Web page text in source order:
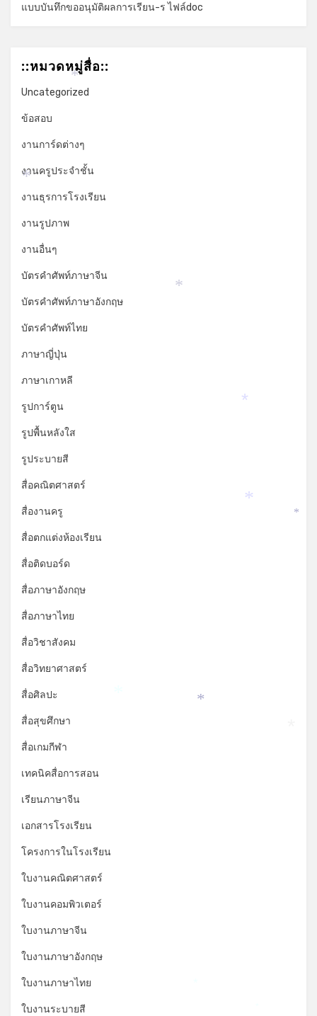
แบบบันทึกขออนุมัติผลการเรียน-ร ไฟล์doc
::หมวดหมู่สื่อ::
Uncategorized
ข้อสอบ
งานการ์ดต่างๆ
งานครูประจำชั้น
งานธุรการโรงเรียน
งานรูปภาพ
งานอื่นๆ
บัตรคำศัพท์ภาษาจีน
บัตรคำศัพท์ภาษาอังกฤษ
บัตรคำศัพท์ไทย
ภาษาญี่ปุ่น
ภาษาเกาหลี
รูปการ์ตูน
รูปพื้นหลังใส
รูประบายสี
สื่อคณิตศาสตร์
สื่องานครู
สื่อตกแต่งห้องเรียน
สื่อติดบอร์ด
สื่อภาษาอังกฤษ
สื่อภาษาไทย
สื่อวิชาสังคม
สื่อวิทยาศาสตร์
สื่อศิลปะ
สื่อสุขศึกษา
สื่อเกมกีฬา
เทคนิคสื่อการสอน
เรียนภาษาจีน
เอกสารโรงเรียน
โครงการในโรงเรียน
ใบงานคณิตศาสตร์
ใบงานคอมพิวเตอร์
ใบงานภาษาจีน
ใบงานภาษาอังกฤษ
ใบงานภาษาไทย
ใบงานระบายสี
*
*